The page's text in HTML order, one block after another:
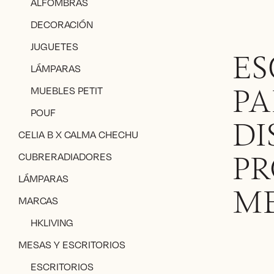
DECORACIÓN
JUGUETES
LÁMPARAS
MUEBLES PETIT
POUF
CELIA B X CALMA CHECHU
CUBRERADIADORES
LÁMPARAS
MARCAS
HKLIVING
MESAS Y ESCRITORIOS
ESCRITORIOS